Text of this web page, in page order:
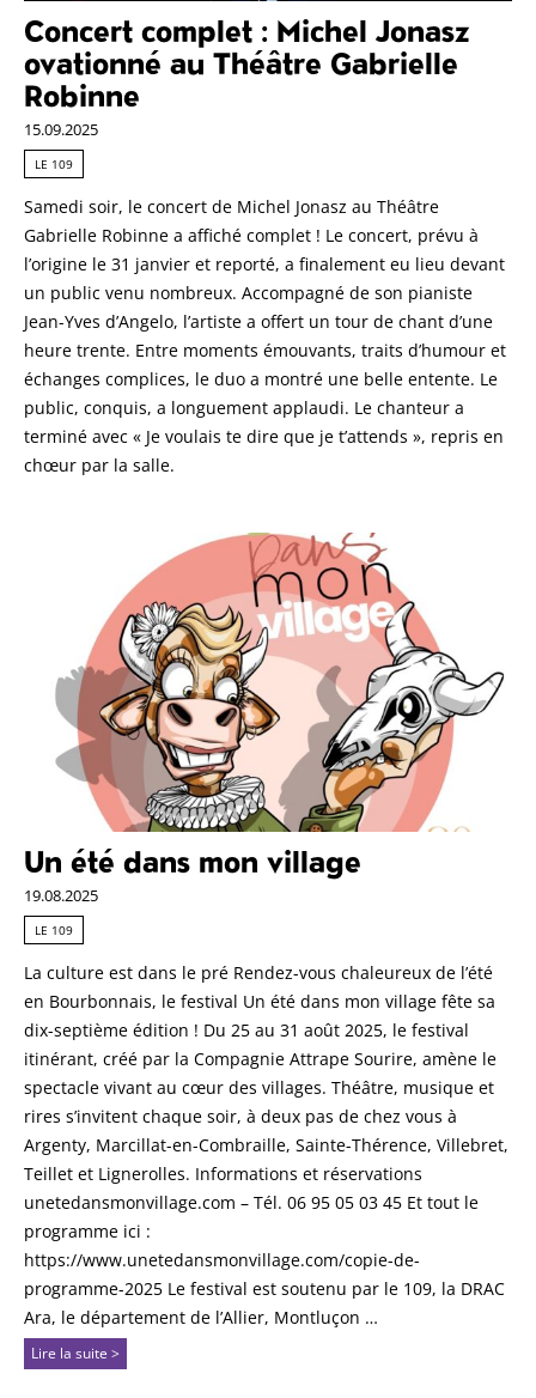
Concert complet : Michel Jonasz
ovationné au Théâtre Gabrielle
Robinne
15.09.2025
LE 109
Samedi soir, le concert de Michel Jonasz au Théâtre
Gabrielle Robinne a affiché complet ! Le concert, prévu à
l’origine le 31 janvier et reporté, a finalement eu lieu devant
un public venu nombreux. Accompagné de son pianiste
Jean-Yves d’Angelo, l’artiste a offert un tour de chant d’une
heure trente. Entre moments émouvants, traits d’humour et
échanges complices, le duo a montré une belle entente. Le
public, conquis, a longuement applaudi. Le chanteur a
terminé avec « Je voulais te dire que je t’attends », repris en
chœur par la salle.
Un été dans mon village
19.08.2025
LE 109
La culture est dans le pré Rendez-vous chaleureux de l’été
en Bourbonnais, le festival Un été dans mon village fête sa
dix-septième édition ! Du 25 au 31 août 2025, le festival
itinérant, créé par la Compagnie Attrape Sourire, amène le
spectacle vivant au cœur des villages. Théâtre, musique et
rires s’invitent chaque soir, à deux pas de chez vous à
Argenty, Marcillat-en-Combraille, Sainte-Thérence, Villebret,
Teillet et Lignerolles. Informations et réservations
unetedansmonvillage.com – Tél. 06 95 05 03 45 Et tout le
programme ici :
https://www.unetedansmonvillage.com/copie-de-
programme-2025 Le festival est soutenu par le 109, la DRAC
Ara, le département de l’Allier, Montluçon …
Lire la suite >